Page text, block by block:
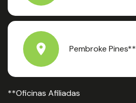
Pembroke Pines**
**Oficinas Afiliadas